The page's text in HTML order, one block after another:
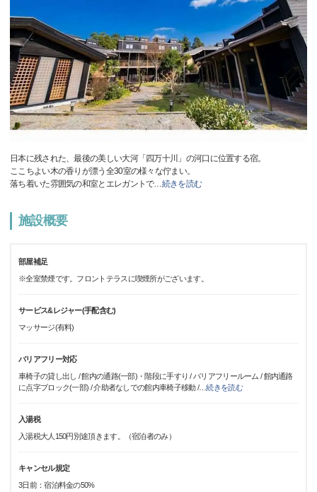
日本に残された、最後の美しい大河「四万十川」の河口に位置する宿。
ここちよい木の香りが漂う全30室の様々な佇まい。
落ち着いた雰囲気の和室とエレガントで…続きを読む
施設概要
部屋補足
※全室禁煙です。フロントテラスに喫煙所がございます。
サービス&レジャー(手配含む)
マッサージ(有料)
バリアフリー対応
車椅子の貸し出し / 館内の通路(一部)・階段に手すり / バリアフリールーム / 館内通路
に点字ブロック(一部) / 介助者なしでの館内車椅子移動 /…続きを読む
入湯税
入湯税大人150円別途頂きます。（宿泊者のみ）
キャンセル規定
3日前：宿泊料金の50%